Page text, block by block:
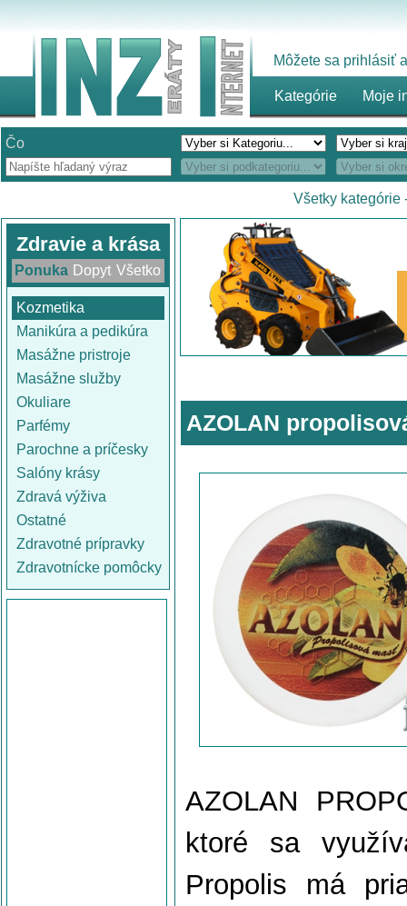
Môžete sa prihlásiť
Kategórie Moje
Čo
Všetky kategórie
Zdravie a krása
Ponuka Dopyt Všetko
Kozmetika
Manikúra a pedikúra
Masážne pristroje
Masážne služby
Okuliare
Parfémy
Parochne a príčesky
Salóny krásy
Zdravá výživa
Ostatné
Zdravotné prípravky
Zdravotnícke pomôcky
AZOLAN
AZOLAN
ktoré sa
Propolis má